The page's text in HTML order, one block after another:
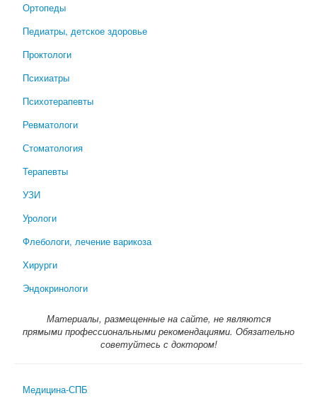
Ортопеды
Педиатры, детское здоровье
Проктологи
Психиатры
Психотерапевты
Ревматологи
Стоматология
Терапевты
УЗИ
Урологи
Флебологи, лечение варикоза
Хирурги
Эндокринологи
Материалы, размещенные на сайте, не являются
прямыми профессиональными рекомендациями. Обязательно
советуйтесь с доктором!
Медицина-СПБ